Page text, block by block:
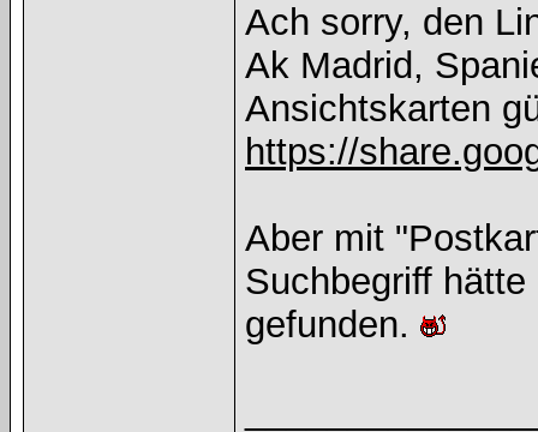
Ach sorry, den
Ak Madrid,
Ansichtskarten
https://
Aber mit
Suchbegriff
gefunden.